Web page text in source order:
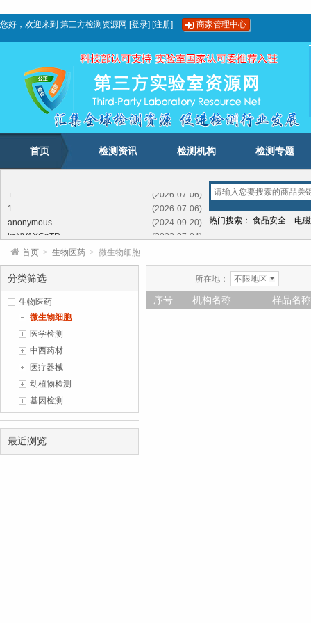
您好，欢迎来到 第三方检测资源网 [登录] [注册] 商家管理中心
首页 检测资讯 检测机构 检测专题
1
(2026-07-06)
1
(2026-07-06)
anonymous
(2024-09-20)
ksNVAXGnTR
(2023-07-04)
FFSEXXTkjeroPv
SdwLBwDombxYI
(2021-11-09)
(2020-11-21)
1
(2026-07-06)
热门搜索： 食品安全 电
首页 > 生物医药 > 微生物细胞
分类筛选
生物医药
微生物细胞
医学检测
中西药材
医疗器械
动植物检测
基因检测
最近浏览
所在地： 不限地区
序号 机构名称 样品名称